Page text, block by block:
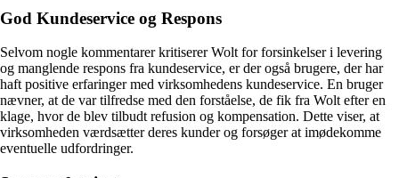
God Kundeservice og Respons
Selvom nogle kommentarer kritiserer Wolt for forsinkelser i levering
og manglende respons fra kundeservice, er der også brugere, der har
haft positive erfaringer med virksomhedens kundeservice. En bruger
nævner, at de var tilfredse med den forståelse, de fik fra Wolt efter en
klage, hvor de blev tilbudt refusion og kompensation. Dette viser, at
virksomheden værdsætter deres kunder og forsøger at imødekomme
eventuelle udfordringer.